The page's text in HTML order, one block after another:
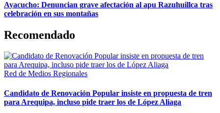
Ayacucho: Denuncian grave afectación al apu Razuhuillca tras
celebración en sus montañas
Recomendado
Red de Medios Regionales
Candidato de Renovación Popular insiste en propuesta de tren
para Arequipa, incluso pide traer los de López Aliaga